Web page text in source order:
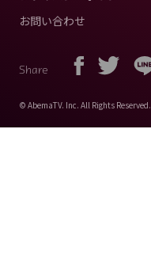
お問い合わせ
Share
© AbemaTV. Inc. All Rights Reserved.